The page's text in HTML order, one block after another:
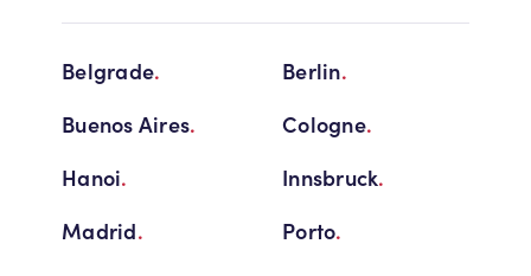
Belgrade. Berlin.
Buenos Aires. Cologne.
Hanoi. Innsbruck.
Madrid. Porto.